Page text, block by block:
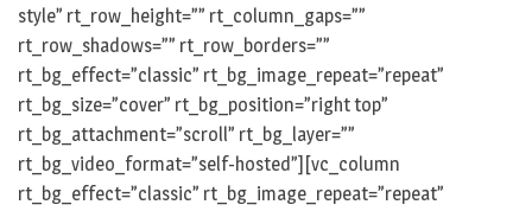
style” rt_row_height=”” rt_column_gaps=””
rt_row_shadows=”” rt_row_borders=””
rt_bg_effect=”classic” rt_bg_image_repeat=”repeat”
rt_bg_size=”cover” rt_bg_position=”right top”
rt_bg_attachment=”scroll” rt_bg_layer=””
rt_bg_video_format=”self-hosted”][vc_column
rt_bg_effect=”classic” rt_bg_image_repeat=”repeat”